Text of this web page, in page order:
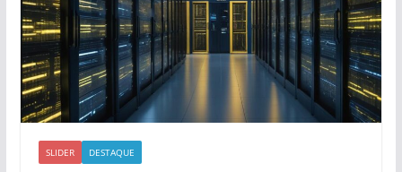
SLIDER DESTAQUE